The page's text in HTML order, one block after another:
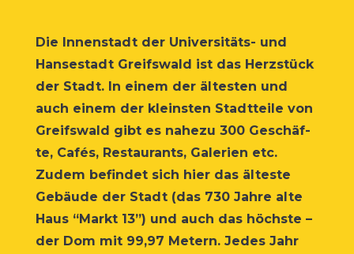
Die Innen­stadt der Uni­ver­si­täts- und
Han­se­stadt Greifs­wald ist das Herz­stück
der Stadt. In einem der ältes­ten und
auch einem der kleins­ten Stadt­tei­le von
Greifs­wald gibt es nahe­zu 300 Geschäf­
te, Cafés, Restau­rants, Gale­rien etc.
Zudem befin­det sich hier das ältes­te
Gebäu­de der Stadt (das 730 Jah­re alte
Haus “Markt 13”) und auch das höchs­te –
der Dom mit 99,97 Metern. Jedes Jahr